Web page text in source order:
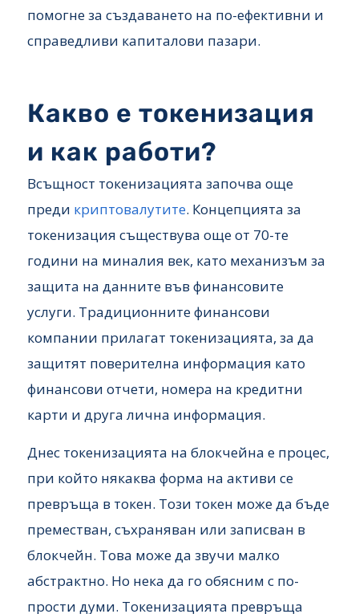
помогне за създаването на по-ефективни и
справедливи капиталови пазари.
Какво е токенизация
и как работи?
Всъщност токенизацията започва още
преди криптовалутите. Концепцията за
токенизация съществува още от 70-те
години на миналия век, като механизъм за
защита на данните във финансовите
услуги. Традиционните финансови
компании прилагат токенизацията, за да
защитят поверителна информация като
финансови отчети, номера на кредитни
карти и друга лична информация.
Днес токенизацията на блокчейна е процес,
при който някаква форма на активи се
превръща в токен. Този токен може да бъде
преместван, съхраняван или записван в
блокчейн. Това може да звучи малко
абстрактно. Но нека да го обясним с по-
прости думи. Токенизацията превръща